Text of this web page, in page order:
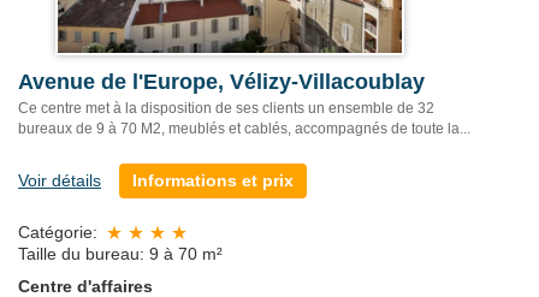
Avenue de l'Europe, Vélizy-Villacoublay
Ce centre met à la disposition de ses clients un ensemble de 32
bureaux de 9 à 70 M2, meublés et cablés, accompagnés de toute la...
Voir détails Informations et prix
Catégorie:
Taille du bureau: 9 à 70 m²
Centre d'affaires